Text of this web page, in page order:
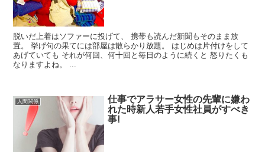
脱いだ上着はソファーに投げて、 携帯も読んだ新聞もそのまま放
置。 挙げ句の果てには部屋は散らかり放題。 はじめは片付けをして
あげていても それが何回、何十回と毎日のように続くと 怒りたくも
なりますよね。 ...
人間関係
仕事でアラサー女性の先輩に嫌わ
れた時新人若手女性社員がすべき
事!